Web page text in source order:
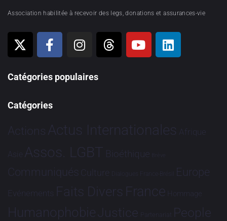
Association habilitée à recevoir des legs, donations et assurances-vie
Catégories populaires
Catégories
Actions Actus Internationales Afrique
Asie Assos. LGBT Bioéthique Brève
Communiqués Culture Dialogues France-Brésil Europe
Evénements Faits Divers France Hommage
HumanophobieJustice Partenariat People